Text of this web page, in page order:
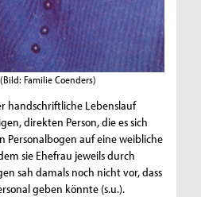
(Bild: Familie Coenders)
handschriftliche Lebenslauf
direkten Person, die es sich
Personalbogen auf eine weibliche
sie Ehefrau jeweils durch
sah damals noch nicht vor, dass
geben könnte (s.u.).